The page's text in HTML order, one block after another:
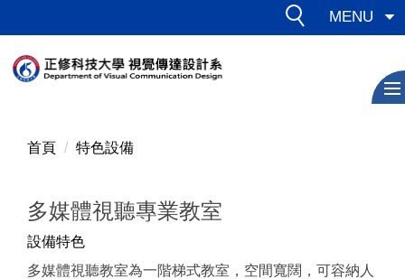
到
主
要
MENU
首頁 特色設備
多媒體視聽專業教室
設備特色
多媒體視聽教室為一階梯式教室，空間寬闊，可容納人